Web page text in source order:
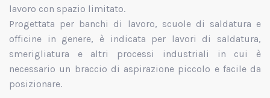
lavoro con spazio limitato.
Progettata per banchi di lavoro, scuole di saldatura e
officine in genere, è indicata per lavori di saldatura,
smerigliatura e altri processi industriali in cui è
necessario un braccio di aspirazione piccolo e facile da
posizionare.